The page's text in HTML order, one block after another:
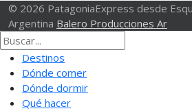
© 2026 PatagoniaExpress desde
Argentina Balero Producciones Ar
Destinos
Dónde comer
Dónde dormir
Qué hacer